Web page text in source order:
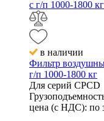
в наличии
Фильтр
г/п 1000-1800 кг
Для серий CPCD
цена (с НДС): по